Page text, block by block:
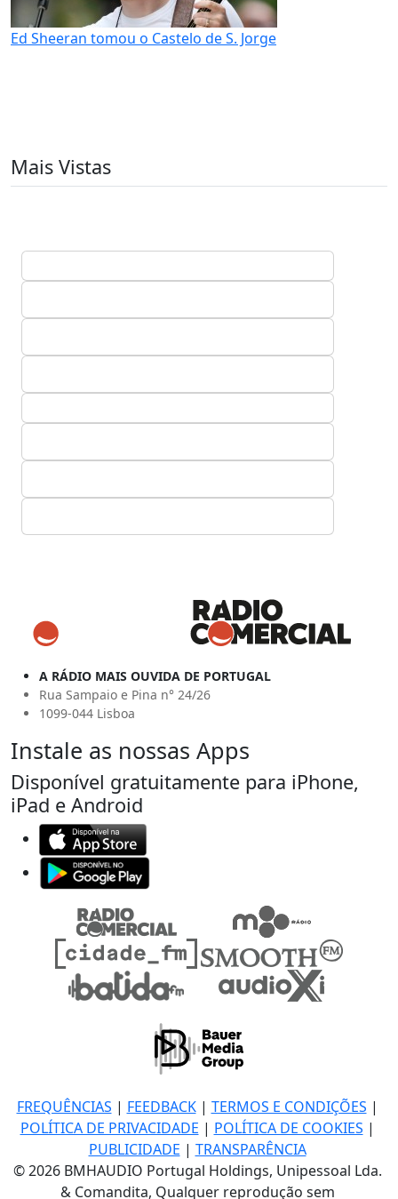
Ed Sheeran tomou o Castelo de S. Jorge
Mais Vistas
A RÁDIO MAIS OUVIDA DE PORTUGAL
Rua Sampaio e Pina n° 24/26
1099-044 Lisboa
Instale as nossas Apps
Disponível gratuitamente para iPhone,
iPad e Android
FREQUÊNCIAS | FEEDBACK| TERMOS E CONDIÇÕES |
POLÍTICA DE PRIVACIDADE | POLÍTICA DE COOKIES |
PUBLICIDADE | TRANSPARÊNCIA
© 2026 BMHAUDIO Portugal Holdings, Unipessoal Lda.
& Comandita, Qualquer reprodução sem